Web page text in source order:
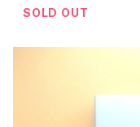
SOLD OUT